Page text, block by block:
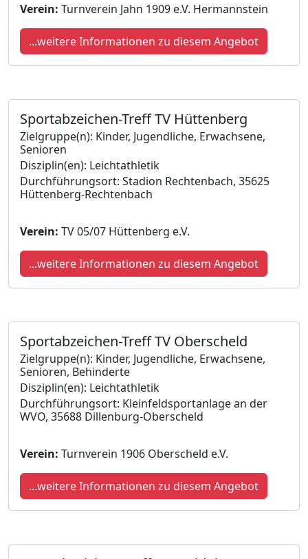
Verein: Turnverein Jahn 1909 e.V. Hermannstein
...weitere Informationen zu diesem Angebot
Sportabzeichen-Treff TV Hüttenberg
Zielgruppe(n): Kinder, Jugendliche, Erwachsene,
Senioren
Disziplin(en): Leichtathletik
Durchführungsort: Stadion Rechtenbach, 35625
Hüttenberg-Rechtenbach
Verein: TV 05/07 Hüttenberg e.V.
...weitere Informationen zu diesem Angebot
Sportabzeichen-Treff TV Oberscheld
Zielgruppe(n): Kinder, Jugendliche, Erwachsene,
Senioren, Behinderte
Disziplin(en): Leichtathletik
Durchführungsort: Kleinfeldsportanlage an der
WVO, 35688 Dillenburg-Oberscheld
Verein: Turnverein 1906 Oberscheld e.V.
...weitere Informationen zu diesem Angebot